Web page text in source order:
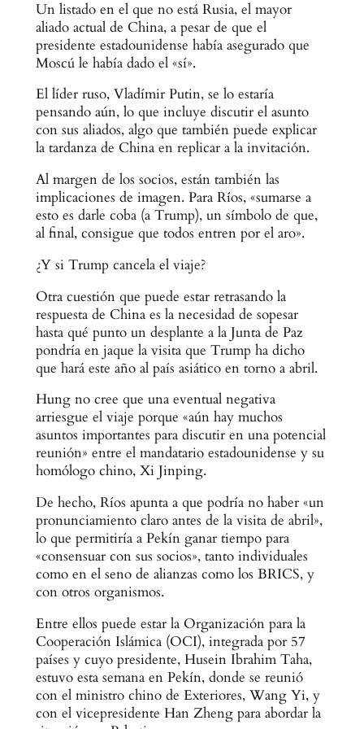
Un listado en el que no está Rusia, el mayor
aliado actual de China, a pesar de que el
presidente estadounidense había asegurado que
Moscú le había dado el «sí».
El líder ruso, Vladímir Putin, se lo estaría
pensando aún, lo que incluye discutir el asunto
con sus aliados, algo que también puede explicar
la tardanza de China en replicar a la invitación.
Al margen de los socios, están también las
implicaciones de imagen. Para Ríos, «sumarse a
esto es darle coba (a Trump), un símbolo de que,
al final, consigue que todos entren por el aro».
¿Y si Trump cancela el viaje?
Otra cuestión que puede estar retrasando la
respuesta de China es la necesidad de sopesar
hasta qué punto un desplante a la Junta de Paz
pondría en jaque la visita que Trump ha dicho
que hará este año al país asiático en torno a abril.
Hung no cree que una eventual negativa
arriesgue el viaje porque «aún hay muchos
asuntos importantes para discutir en una potencial
reunión» entre el mandatario estadounidense y su
homólogo chino, Xi Jinping.
De hecho, Ríos apunta a que podría no haber «un
pronunciamiento claro antes de la visita de abril»,
lo que permitiría a Pekín ganar tiempo para
«consensuar con sus socios», tanto individuales
como en el seno de alianzas como los BRICS, y
con otros organismos.
Entre ellos puede estar la Organización para la
Cooperación Islámica (OCI), integrada por 57
países y cuyo presidente, Husein Ibrahim Taha,
estuvo esta semana en Pekín, donde se reunió
con el ministro chino de Exteriores, Wang Yi, y
con el vicepresidente Han Zheng para abordar la